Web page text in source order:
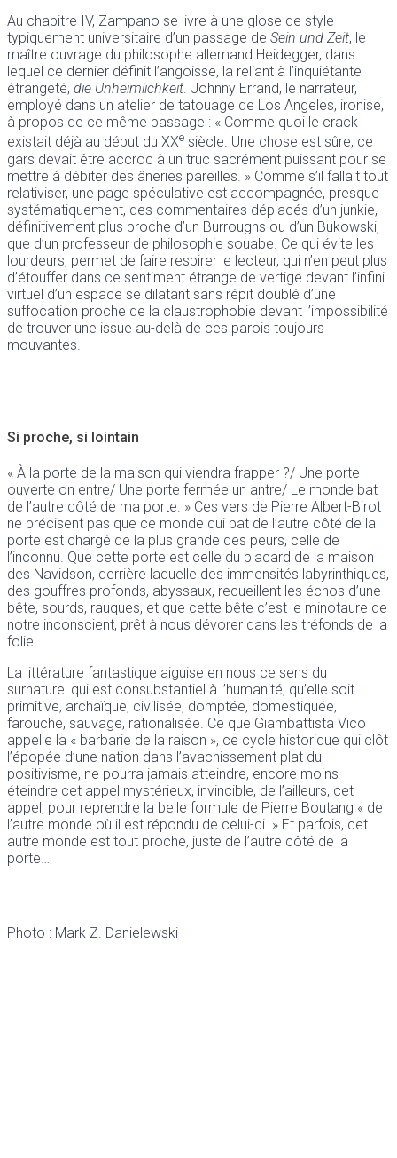
Au chapitre IV, Zampano se livre à une glose de style
typiquement universitaire d’un passage de Sein und Zeit, le
maître ouvrage du philosophe allemand Heidegger, dans
lequel ce dernier définit l’angoisse, la reliant à l’inquiétante
étrangeté, die Unheimlichkeit. Johnny Errand, le narrateur,
employé dans un atelier de tatouage de Los Angeles, ironise,
à propos de ce même passage : « Comme quoi le crack
existait déjà au début du XXe siècle. Une chose est sûre, ce
gars devait être accroc à un truc sacrément puissant pour se
mettre à débiter des âneries pareilles. » Comme s’il fallait tout
relativiser, une page spéculative est accompagnée, presque
systématiquement, des commentaires déplacés d’un junkie,
définitivement plus proche d’un Burroughs ou d’un Bukowski,
que d’un professeur de philosophie souabe. Ce qui évite les
lourdeurs, permet de faire respirer le lecteur, qui n’en peut plus
d’étouffer dans ce sentiment étrange de vertige devant l’infini
virtuel d’un espace se dilatant sans répit doublé d’une
suffocation proche de la claustrophobie devant l’impossibilité
de trouver une issue au-delà de ces parois toujours
mouvantes.
Si proche, si lointain
« À la porte de la maison qui viendra frapper ?/ Une porte
ouverte on entre/ Une porte fermée un antre/ Le monde bat
de l’autre côté de ma porte. » Ces vers de Pierre Albert-Birot
ne précisent pas que ce monde qui bat de l’autre côté de la
porte est chargé de la plus grande des peurs, celle de
l’inconnu. Que cette porte est celle du placard de la maison
des Navidson, derrière laquelle des immensités labyrinthiques,
des gouffres profonds, abyssaux, recueillent les échos d’une
bête, sourds, rauques, et que cette bête c’est le minotaure de
notre inconscient, prêt à nous dévorer dans les tréfonds de la
folie.
La littérature fantastique aiguise en nous ce sens du
surnaturel qui est consubstantiel à l’humanité, qu’elle soit
primitive, archaïque, civilisée, domptée, domestiquée,
farouche, sauvage, rationalisée. Ce que Giambattista Vico
appelle la « barbarie de la raison », ce cycle historique qui clôt
l’épopée d’une nation dans l’avachissement plat du
positivisme, ne pourra jamais atteindre, encore moins
éteindre cet appel mystérieux, invincible, de l’ailleurs, cet
appel, pour reprendre la belle formule de Pierre Boutang « de
l’autre monde où il est répondu de celui-ci. » Et parfois, cet
autre monde est tout proche, juste de l’autre côté de la
porte…
Photo : Mark Z. Danielewski